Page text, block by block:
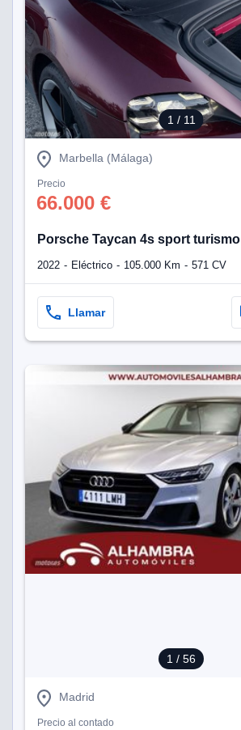
1/ 11
Marbella (Málaga)
Precio
66.000 €
Porsche Taycan 4s sport turismo
2022 Eléctrico 105.000 Km 571 CV
Llamar
1 / 56
Madrid
Precio al contado